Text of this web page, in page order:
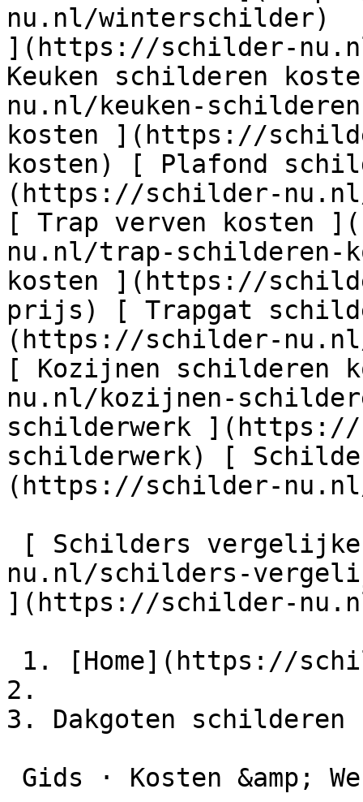
nu.nl/winterschilder)
](https://schilder-
Keuken schilderen
nu.nl/keuken-
kosten ](https://
kosten) [ Plafond
(https://schilder-
[ Trap verven kosten
nu.nl/trap-schilderen-
kosten ](https://
prijs) [ Trapgat
(https://schilder-
[ Kozijnen
nu.nl/kozijnen-
schilderwerk
schilderwerk) [
(https://schilder-nu.nl/
nu.nl/schilders-
](https://schilder-
2.
3. Dakgoten schilderen